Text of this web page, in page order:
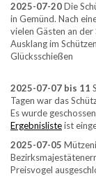
2025-07-20Die
in Gemünd. Nach
vielen Gästen an
Ausklang im
Glücksschießen
2025-07-07 bis 11
Tagen war das
Es wurde
Ergebnislisteist
2025-07-05
Preisvogel